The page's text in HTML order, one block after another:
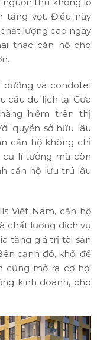
tăng vọt. Điều này
lượng cao ngày
thác căn hộ cho
và condotel
cầu du lịch tại Cửa
hiếm trên thị
quyền sở hữu lâu
căn hộ không chỉ
cư lí tưởng mà còn
căn hộ lưu trú lâu
Việt Nam, căn hộ
chất lượng dịch vụ
tăng giá trị tài sản
cạnh đó, khối đế
cũng mở ra cơ hội
kinh doanh, cho